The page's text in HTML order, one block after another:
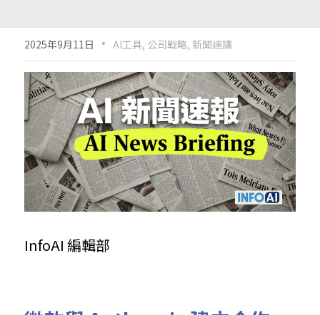
2025年9月11日 · AI工具, 公司戰略, 新聞速讀
InfoAI 編輯部